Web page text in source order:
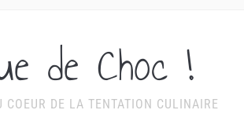
de Choc !
COEUR DE LA TENTATION CULINAIRE